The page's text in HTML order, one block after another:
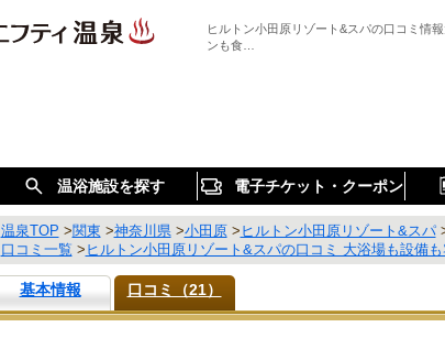
ヒルトン小田原リゾート&スパの口コミ情
ンも食…
温浴施設を探す 電子チケット・クーポン
温泉TOP >関東 >神奈川県>小田原> ヒルトン小田原リゾート&スパ
口コミ一覧 > ヒルトン小田原リゾート&スパの口コミ 大浴場も設備
基本情報 口コミ（21）